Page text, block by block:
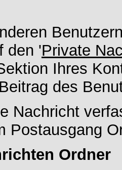
den 'Private
Ihres
des
Nachricht
Postausgang
Ordner